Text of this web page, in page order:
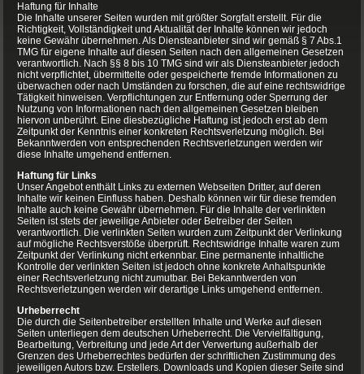
Haftung für Inhalte
Die Inhalte unserer Seiten wurden mit größter Sorgfalt erstellt. Für die
Richtigkeit, Vollständigkeit und Aktualität der Inhalte können wir jedoch
keine Gewähr übernehmen. Als Diensteanbieter sind wir gemäß § 7 Abs.1
TMG für eigene Inhalte auf diesen Seiten nach den allgemeinen Gesetzen
verantwortlich. Nach §§ 8 bis 10 TMG sind wir als Diensteanbieter jedoch
nicht verpflichtet, übermittelte oder gespeicherte fremde Informationen zu
überwachen oder nach Umständen zu forschen, die auf eine rechtswidrige
Tätigkeit hinweisen. Verpflichtungen zur Entfernung oder Sperrung der
Nutzung von Informationen nach den allgemeinen Gesetzen bleiben
hiervon unberührt. Eine diesbezügliche Haftung ist jedoch erst ab dem
Zeitpunkt der Kenntnis einer konkreten Rechtsverletzung möglich. Bei
Bekanntwerden von entsprechenden Rechtsverletzungen werden wir
diese Inhalte umgehend entfernen.
Haftung für Links
Unser Angebot enthält Links zu externen Webseiten Dritter, auf deren
Inhalte wir keinen Einfluss haben. Deshalb können wir für diese fremden
Inhalte auch keine Gewähr übernehmen. Für die Inhalte der verlinkten
Seiten ist stets der jeweilige Anbieter oder Betreiber der Seiten
verantwortlich. Die verlinkten Seiten wurden zum Zeitpunkt der Verlinkung
auf mögliche Rechtsverstöße überprüft. Rechtswidrige Inhalte waren zum
Zeitpunkt der Verlinkung nicht erkennbar. Eine permanente inhaltliche
Kontrolle der verlinkten Seiten ist jedoch ohne konkrete Anhaltspunkte
einer Rechtsverletzung nicht zumutbar. Bei Bekanntwerden von
Rechtsverletzungen werden wir derartige Links umgehend entfernen.
Urheberrecht
Die durch die Seitenbetreiber erstellten Inhalte und Werke auf diesen
Seiten unterliegen dem deutschen Urheberrecht. Die Vervielfältigung,
Bearbeitung, Verbreitung und jede Art der Verwertung außerhalb der
Grenzen des Urheberrechtes bedürfen der schriftlichen Zustimmung des
jeweiligen Autors bzw. Erstellers. Downloads und Kopien dieser Seite sind